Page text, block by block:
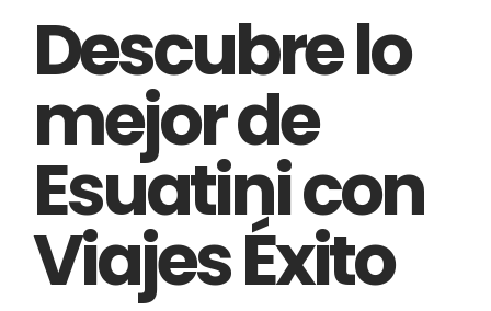
IN:
Descubre lo
mejor de
Esuatini con
Viajes Éxito
on: